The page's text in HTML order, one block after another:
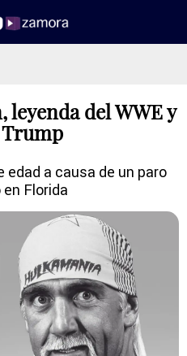
del WWE y
edad a causa de un paro
Florida